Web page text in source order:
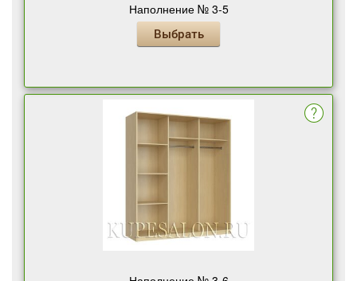
Наполнение № 3-5
Выбрать